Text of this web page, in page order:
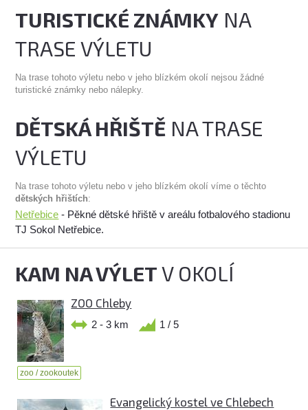
TURISTICKÉ ZNÁMKY NA
TRASE VÝLETU
Na trase tohoto výletu nebo v jeho blízkém okolí nejsou žádné
turistické známky nebo nálepky.
DĚTSKÁ HŘIŠTĚ NA TRASE
VÝLETU
Na trase tohoto výletu nebo v jeho blízkém okolí víme o těchto
dětských hřištích:
Netřebice - Pěkné dětské hřiště v areálu fotbalového stadionu
TJ Sokol Netřebice.
KAM NA VÝLETV OKOLÍ
ZOO Chleby
2 - 3 km 1 / 5
zoo / zookoutek
Evangelický kostel ve Chlebech